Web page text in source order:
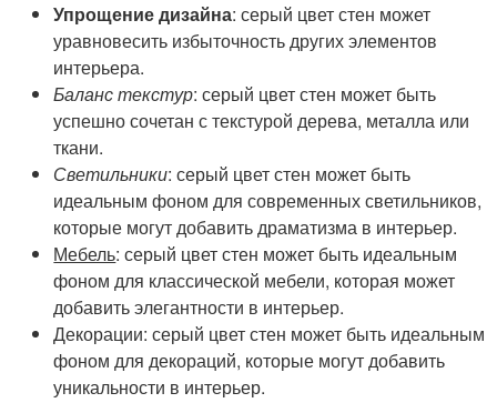
Упрощение дизайна: серый цвет стен может
уравновесить избыточность других элементов
интерьера.
Баланс текстур: серый цвет стен может быть
успешно сочетан с текстурой дерева, металла или
ткани.
Светильники: серый цвет стен может быть
идеальным фоном для современных светильников,
которые могут добавить драматизма в интерьер.
Мебель: серый цвет стен может быть идеальным
фоном для классической мебели, которая может
добавить элегантности в интерьер.
Декорации: серый цвет стен может быть идеальным
фоном для декораций, которые могут добавить
уникальности в интерьер.